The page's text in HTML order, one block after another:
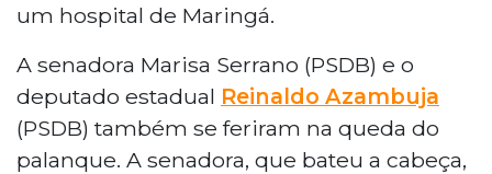
um hospital de Maringá.
A senadora Marisa Serrano (PSDB) e o
deputado estadual Reinaldo Azambuja
(PSDB) também se feriram na queda do
palanque. A senadora, que bateu a cabeça,